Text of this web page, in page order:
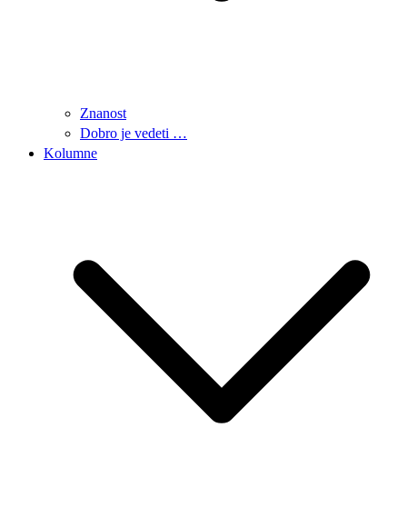
Znanost
Dobro je vedeti …
Kolumne